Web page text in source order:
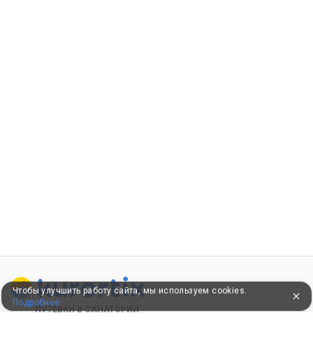
ПУТЕВКИ В САНАТОРИИ
Чтобы улучшить работу сайта, мы используем cookies.
Подробнее